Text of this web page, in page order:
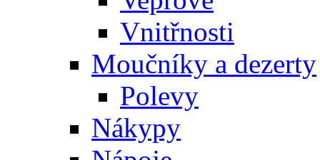
Vnitřnosti
Moučníky a dezerty
Polevy
Nákypy